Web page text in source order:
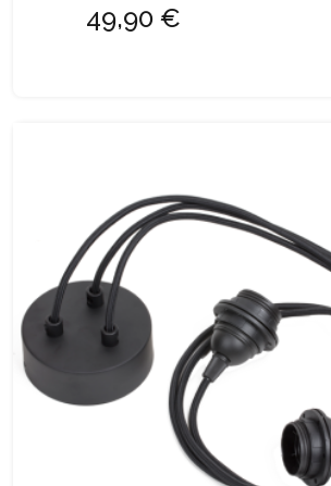
49,90 €